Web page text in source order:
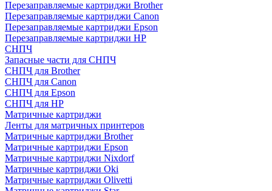
Перезаправляемые картриджи Brother
Перезаправляемые картриджи Canon
Перезаправляемые картриджи Epson
Перезаправляемые картриджи HP
СНПЧ
Запасные части для СНПЧ
СНПЧ для Brother
СНПЧ для Canon
СНПЧ для Epson
СНПЧ для HP
Матричные картриджи
Ленты для матричных принтеров
Матричные картриджи Brother
Матричные картриджи Epson
Матричные картриджи Nixdorf
Матричные картриджи Oki
Матричные картриджи Olivetti